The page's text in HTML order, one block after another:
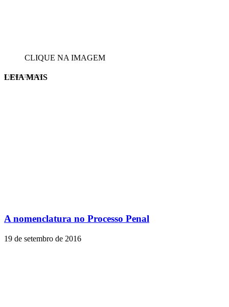
CLIQUE NA IMAGEM
EVINIS TALON
LEIA MAIS
A nomenclatura no Processo Penal
19 de setembro de 2016